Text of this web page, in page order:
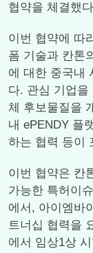
협약을 체결했
이번 협약에 따
폼 기술과 칸톤
에 대한 중국내
다. 관심 기업
체 후보물질을
내 ePENDY 플
하는 협력 등이
이번 협약은 칸
가능한 특허이
에서, 아이엠바
트너십 협력을
에서 임상1상